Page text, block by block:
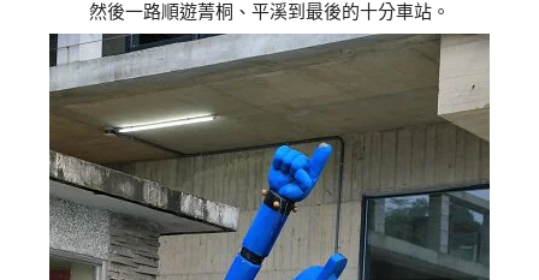
然後一路順遊菁桐、平溪到最後的十分車站。